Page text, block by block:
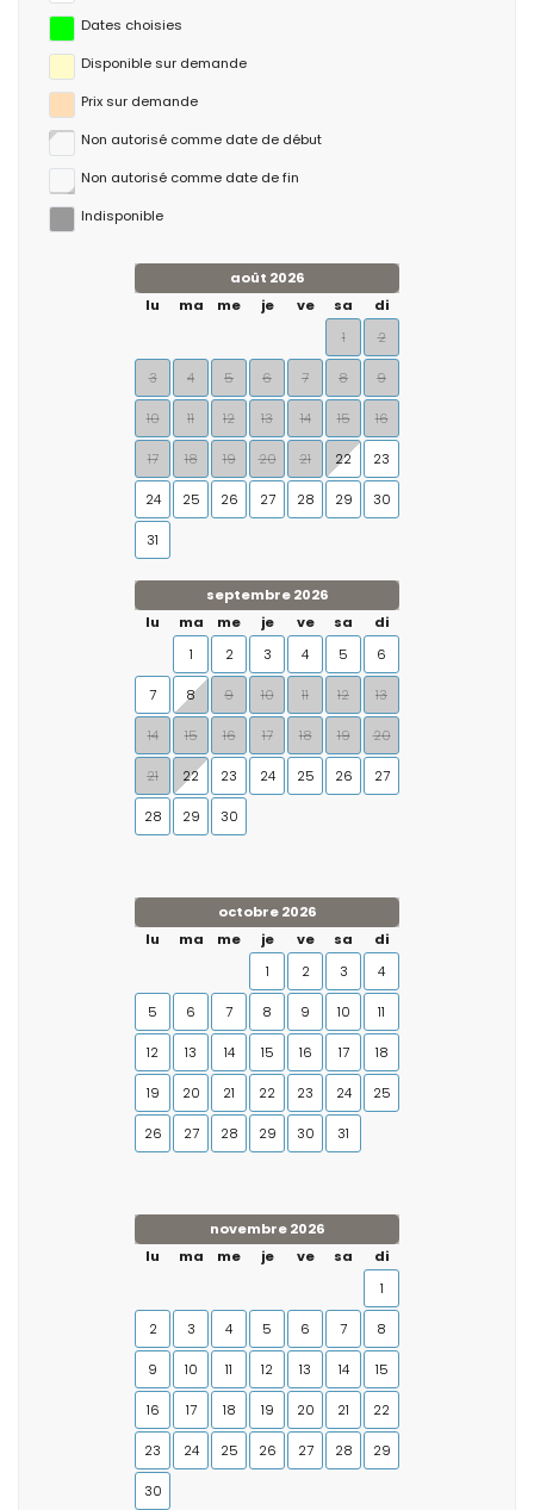
Dates choisies
Disponible sur demande
Prix ​​sur demande
Non autorisé comme date de début
Non autorisé comme date de fin
Indisponible
août 2026
lu
ma me je ve sa
di
1
2
3 4 5 6 7 8 9
10 11 12 13 14 15 16
17 18 19 20 21 22 23
24 25 26 27 28 29 30
31
septembre 2026
lu
ma me je ve sa
di
1
2 3 4 5 6
7 8 9 10 11 12 13
14 15 16 17 18 19 20
21 22 23 24 25 26 27
28 29 30
octobre 2026
lu
ma me je ve sa
di
1
2 3 4
5 6 7 8 9 10 11
12 13 14 15 16 17 18
19 20 21 22 23 24 25
26 27 28 29 30 31
novembre 2026
lu
ma me je ve sa
di
1
2 3 4 5 6 7 8
9 10 11 12 13 14 15
16 17 18 19 20 21 22
23 24 25 26 27 28 29
30